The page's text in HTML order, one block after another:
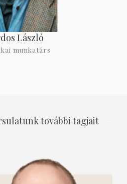
László
munkatárs
további tagjait